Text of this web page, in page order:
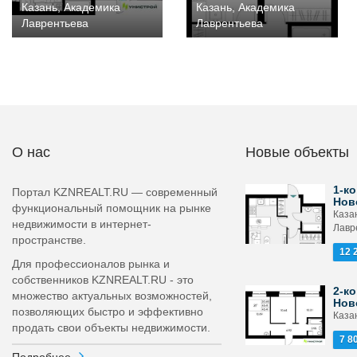
Казань, Академика
Лаврентьева
Казань, Академика
Лаврентьева
О нас
Портал KZNREALT.RU — современный
функциональный помощник на рынке
недвижимости в интернет-
пространстве.
Для профессионалов рынка и
собственников KZNREALT.RU - это
множество актуальных возможностей,
позволяющих быстро и эффективно
продать свои объекты недвижимости.
Новые объекты
1-
12
2-
7